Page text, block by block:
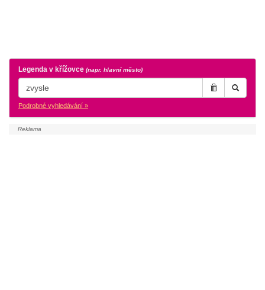
Legenda v křížovce (napr. hlavní město)
Podrobné vyhledávání »